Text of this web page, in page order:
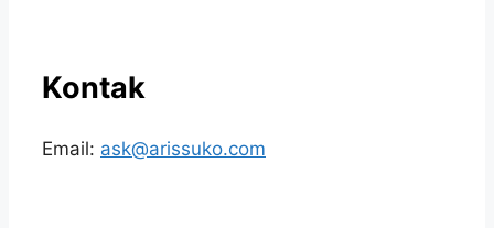
Kontak
Email: ask@arissuko.com